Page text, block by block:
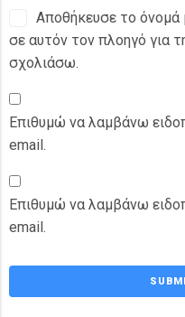
Αποθήκευσε το όνομά
σε αυτόν τον πλοηγό για
σχολιάσω.
Επιθυμώ να λαμβάνω
email.
Επιθυμώ να λαμβάνω
email.